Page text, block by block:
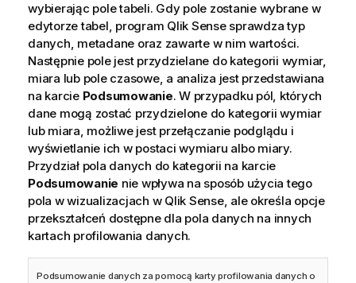
wybierając pole tabeli. Gdy pole zostanie wybrane w
edytorze tabel, program Qlik Sensesprawdza typ
danych, metadane oraz zawarte w nim wartości.
Następnie pole jest przydzielane do kategorii wymiar,
miara lub pole czasowe, a analiza jest przedstawiana
na karcie Podsumowanie. W przypadku pól, których
dane mogą zostać przydzielone do kategorii wymiar
lub miara, możliwe jest przełączanie podglądu i
wyświetlanie ich w postaci wymiaru albo miary.
Przydział pola danych do kategorii na karcie
Podsumowanie nie wpływa na sposób użycia tego
pola w wizualizacjach w Qlik Sense, ale określa opcje
przekształceń dostępne dla pola danych na innych
kartach profilowania danych.
Podsumowanie danych za pomocą karty profilowania danych o